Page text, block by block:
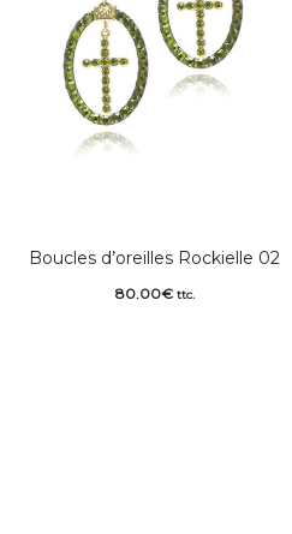
Boucles d’oreilles Rockielle 02
80.00€ ttc.